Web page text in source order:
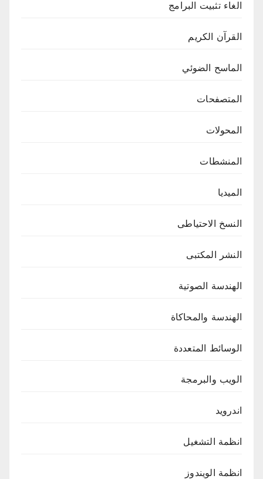
الغاء تثبيت البرامج
القرآن الكريم
الماسح الضوئي
المتصفحات
المحولات
المنشطات
الميديا
النسخ الاحتياطى
النشر المكتبى
الهندسة الصوتية
الهندسة والمحاكاة
الوسائط المتعددة
الويب والبرمجة
اندرويد
انظمة التشغيل
انظمة الويندوز